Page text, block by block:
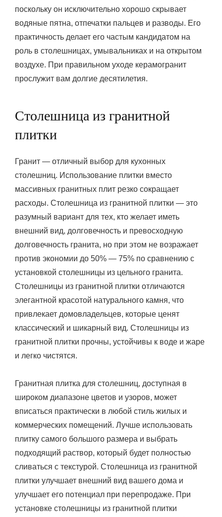
поскольку он исключительно хорошо скрывает
водяные пятна, отпечатки пальцев и разводы. Его
практичность делает его частым кандидатом на
роль в столешницах, умывальниках и на открытом
воздухе. При правильном уходе керамогранит
прослужит вам долгие десятилетия.
Столешница из гранитной
плитки
Гранит — отличный выбор для кухонных
столешниц. Использование плитки вместо
массивных гранитных плит резко сокращает
расходы. Столешница из гранитной плитки — это
разумный вариант для тех, кто желает иметь
внешний вид, долговечность и превосходную
долговечность гранита, но при этом не возражает
против экономии до 50% — 75% по сравнению с
установкой столешницы из цельного гранита.
Столешницы из гранитной плитки отличаются
элегантной красотой натурального камня, что
привлекает домовладельцев, которые ценят
классический и шикарный вид. Столешницы из
гранитной плитки прочны, устойчивы к воде и жаре
и легко чистятся.
Гранитная плитка для столешниц, доступная в
широком диапазоне цветов и узоров, может
вписаться практически в любой стиль жилых и
коммерческих помещений. Лучше использовать
плитку самого большого размера и выбрать
подходящий раствор, который будет полностью
сливаться с текстурой. Столешница из гранитной
плитки улучшает внешний вид вашего дома и
улучшает его потенциал при перепродаже. При
установке столешницы из гранитной плитки